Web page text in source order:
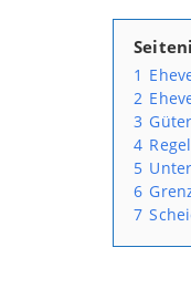
1
2
3
4
5
6
7